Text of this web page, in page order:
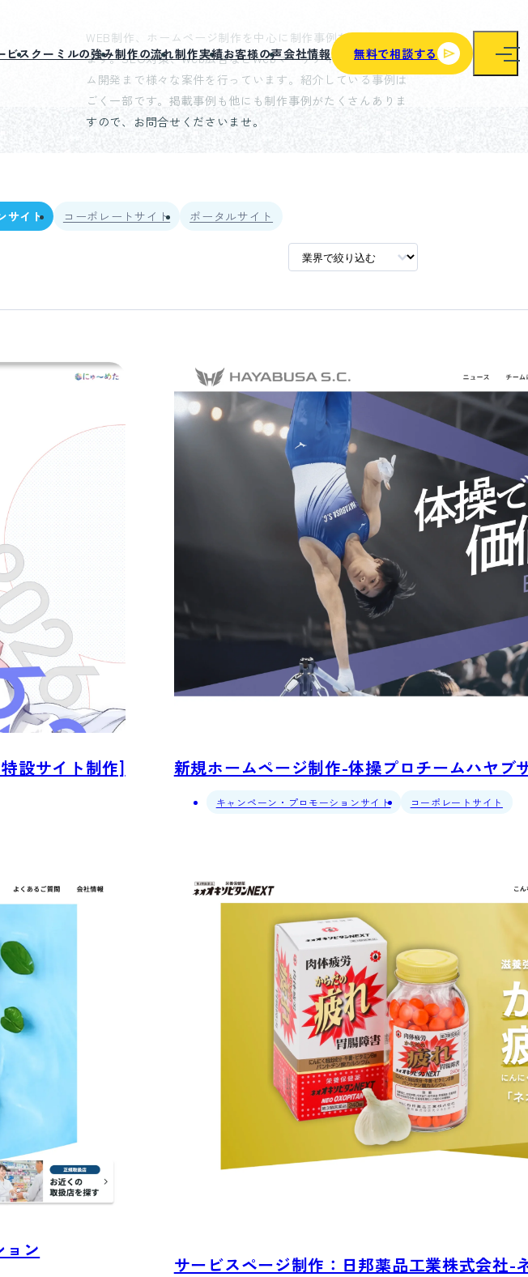
ビス クーミルの強み制作の流れ制作実績お客様の声会社情報 無料で相談する
WEB制作、ホームページ制作を中心に制作事例を掲載してい
ます。SEO対策、Web広告などWebマーケティング、システ
ム開発まで様々な案件を行っています。紹介している事例は
ごく一部です。掲載事例も他にも制作事例がたくさんありま
すので、お問合せくださいませ。
サイト コーポレートサイト
ポータルサイト
設サイト制作] 新規ホームページ制作-体操プロチームハヤブ
キャンペーン・プロモーションサイト コーポレートサイト
ン
サービスページ制作：日邦薬品工業株式会社-